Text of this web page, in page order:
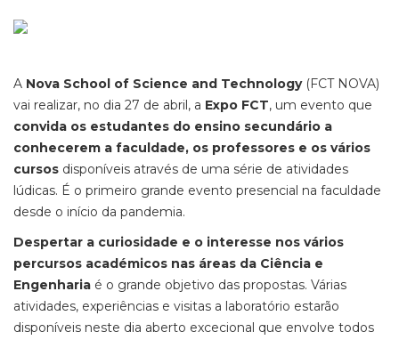
A Nova School of Science and Technology(FCT NOVA)
vai realizar, no dia 27 de abril, a Expo FCT, um evento que
convida os estudantes do ensino secundário a
conhecerem a faculdade, os professores e os vários
cursos disponíveis através de uma série de atividades
lúdicas. É o primeiro grande evento presencial na faculdade
desde o início da pandemia.
Despertar a curiosidade e o interesse nos vários
percursos académicos nas áreas da Ciência e
Engenharia é o grande objetivo das propostas. Várias
atividades, experiências e visitas a laboratório estarão
disponíveis neste dia aberto excecional que envolve todos